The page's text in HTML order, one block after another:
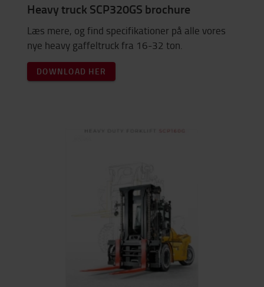
Heavy truck SCP320GS brochure
Læs mere, og find specifikationer på alle vores
nye heavy gaffeltruck fra 16-32 ton.
DOWNLOAD HER